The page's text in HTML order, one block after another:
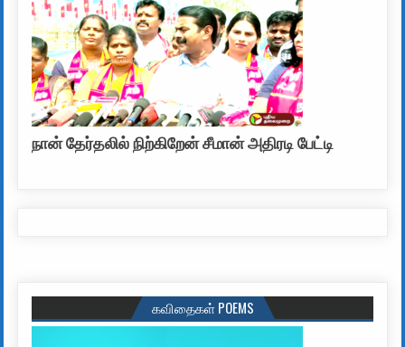
நான் தேர்தலில் நிற்கிறேன் சீமான் அதிரடி பேட்டி
கவிதைகள் POEMS